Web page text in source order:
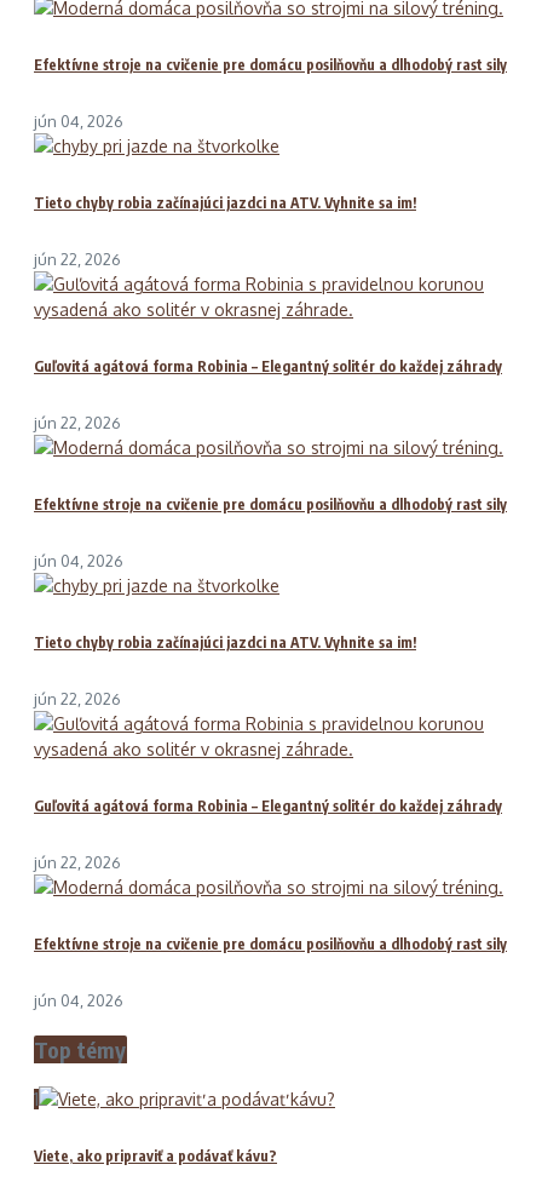
Efektívne stroje na cvičenie pre domácu posilňovňu a dlhodobý rast sily
jún 04, 2026
Tieto chyby robia začínajúci jazdci na ATV. Vyhnite sa im!
jún 22, 2026
Guľovitá agátová forma Robinia – Elegantný solitér do každej záhrady
jún 22, 2026
Efektívne stroje na cvičenie pre domácu posilňovňu a dlhodobý rast sily
jún 04, 2026
Tieto chyby robia začínajúci jazdci na ATV. Vyhnite sa im!
jún 22, 2026
Guľovitá agátová forma Robinia – Elegantný solitér do každej záhrady
jún 22, 2026
Efektívne stroje na cvičenie pre domácu posilňovňu a dlhodobý rast sily
jún 04, 2026
Top témy
1
Viete, ako pripraviť a podávať kávu?